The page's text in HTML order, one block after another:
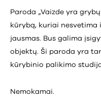
Paroda „Vaizde yra
kūrybą, kuriai nesvetima
jausmas. Bus galima
objektų. Ši paroda yra
kūrybinio palikimo
Nemokamai.